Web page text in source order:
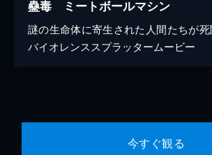
蠱毒 ミートボールマシン
謎の生命体に寄生された人間たちが
バイオレンススプラッタームービー
今すぐ観る